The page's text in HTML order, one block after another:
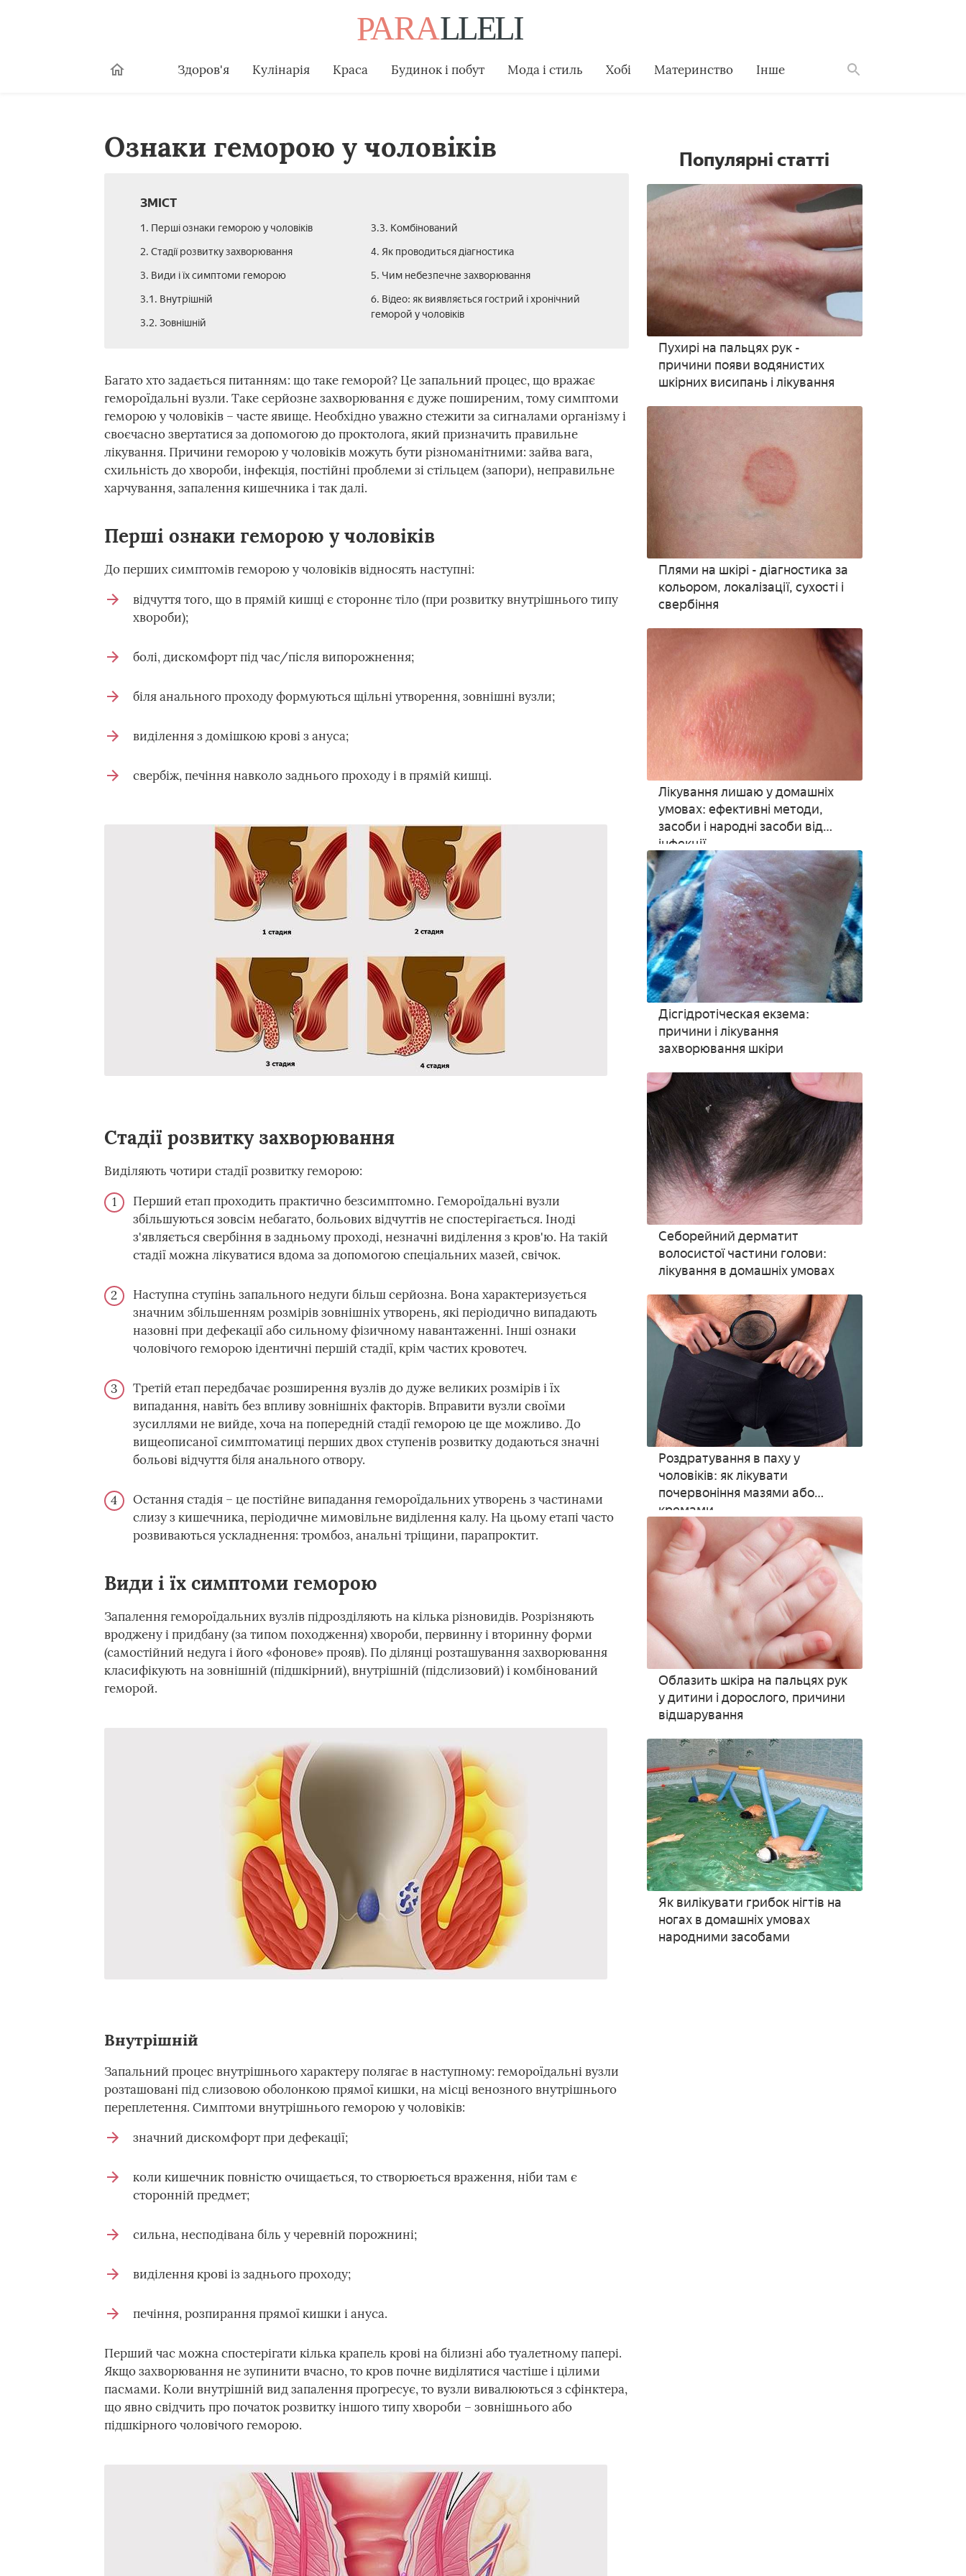
Здоров'я Кулінарія Краса Будинок і побут Мода і стиль Хобі Материнство Інше
Ознаки геморою у чоловіків
ЗМІСТ
1. Перші ознаки геморою у чоловіків
2. Стадії розвитку захворювання
3. Види і їх симптоми геморою
3.1. Внутрішній
3.2. Зовнішній
3.3. Комбінований
4. Як проводиться діагностика
5. Чим небезпечне захворювання
6. Відео: як виявляється гострий і хронічний
геморой у чоловіків
Багато хто задається питанням: що таке геморой? Це запальний процес, що вражає
гемороїдальні вузли. Таке серйозне захворювання є дуже поширеним, тому симптоми
геморою у чоловіків – часте явище. Необхідно уважно стежити за сигналами організму і
своєчасно звертатися за допомогою до проктолога, який призначить правильне
лікування. Причини геморою у чоловіків можуть бути різноманітними: зайва вага,
схильність до хвороби, інфекція, постійні проблеми зі стільцем (запори), неправильне
харчування, запалення кишечника і так далі.
Перші ознаки геморою у чоловіків
До перших симптомів геморою у чоловіків відносять наступні:
відчуття того, що в прямій кишці є стороннє тіло (при розвитку внутрішнього типу
хвороби);
болі, дискомфорт під час/після випорожнення;
біля анального проходу формуються щільні утворення, зовнішні вузли;
виділення з домішкою крові з ануса;
свербіж, печіння навколо заднього проходу і в прямій кишці.
Стадії розвитку захворювання
Виділяють чотири стадії розвитку геморою:
Перший етап проходить практично безсимптомно. Гемороїдальні вузли
збільшуються зовсім небагато, больових відчуттів не спостерігається. Іноді
з'являється свербіння в задньому проході, незначні виділення з кров'ю. На такій
стадії можна лікуватися вдома за допомогою спеціальних мазей, свічок.
Наступна ступінь запального недуги більш серйозна. Вона характеризується
значним збільшенням розмірів зовнішніх утворень, які періодично випадають
назовні при дефекації або сильному фізичному навантаженні. Інші ознаки
чоловічого геморою ідентичні першій стадії, крім частих кровотеч.
Третій етап передбачає розширення вузлів до дуже великих розмірів і їх
випадання, навіть без впливу зовнішніх факторів. Вправити вузли своїми
зусиллями не вийде, хоча на попередній стадії геморою це ще можливо. До
вищеописаної симптоматиці перших двох ступенів розвитку додаються значні
больові відчуття біля анального отвору.
Остання стадія – це постійне випадання гемороїдальних утворень з частинами
слизу з кишечника, періодичне мимовільне виділення калу. На цьому етапі часто
розвиваються ускладнення: тромбоз, анальні тріщини, парапроктит.
Види і їх симптоми геморою
Запалення гемороїдальних вузлів підрозділяють на кілька різновидів. Розрізняють
вроджену і придбану (за типом походження) хвороби, первинну і вторинну форми
(самостійний недуга і його «фонове» прояв). По ділянці розташування захворювання
класифікують на зовнішній (підшкірний), внутрішній (підслизовий) і комбінований
геморой.
Внутрішній
Запальний процес внутрішнього характеру полягає в наступному: гемороїдальні вузли
розташовані під слизовою оболонкою прямої кишки, на місці венозного внутрішнього
переплетення. Симптоми внутрішнього геморою у чоловіків:
значний дискомфорт при дефекації;
коли кишечник повністю очищається, то створюється враження, ніби там є
сторонній предмет;
сильна, несподівана біль у черевній порожнині;
виділення крові із заднього проходу;
печіння, розпирання прямої кишки і ануса.
Перший час можна спостерігати кілька крапель крові на білизні або туалетному папері.
Якщо захворювання не зупинити вчасно, то кров почне виділятися частіше і цілими
пасмами. Коли внутрішній вид запалення прогресує, то вузли вивалюються з сфінктера,
що явно свідчить про початок розвитку іншого типу хвороби – зовнішнього або
підшкірного чоловічого геморою.
Популярні статті
Пухирі на пальцях рук -
причини появи водянистих
шкірних висипань і лікування
Плями на шкірі - діагностика за
кольором, локалізації, сухості і
свербіння
Лікування лишаю у домашніх
умовах: ефективні методи,
засоби і народні засоби від
інфекції
Дісгідротіческая екзема:
причини і лікування
захворювання шкіри
Себорейний дерматит
волосистої частини голови:
лікування в домашніх умовах
Роздратування в паху у
чоловіків: як лікувати
почервоніння мазями або
кремами
Облазить шкіра на пальцях рук
у дитини і дорослого, причини
відшарування
Як вилікувати грибок нігтів на
ногах в домашніх умовах
народними засобами